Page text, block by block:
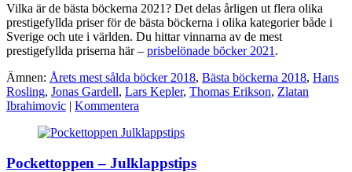
Vilka är de bästa böckerna 2021? Det delas årligen ut flera olika
prestigefyllda priser för de bästa böckerna i olika kategorier både i
Sverige och ute i världen. Du hittar vinnarna av de mest
prestigefyllda priserna här – prisbelönade böcker 2021 .
Ämnen: Årets mest sålda böcker 2018, Bästa böckerna 2018, Hans
Rosling, Jonas Gardell, Lars Kepler, Thomas Erikson, Zlatan
Ibrahimovic | Kommentera
Pockettoppen – Julklappstips